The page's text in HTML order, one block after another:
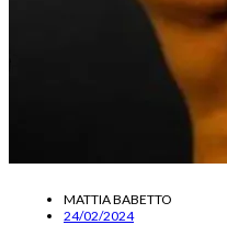
MATTIA BABETTO
24/02/2024